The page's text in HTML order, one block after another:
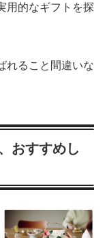
用的なギフトを探
れること間違いな
おすすめし